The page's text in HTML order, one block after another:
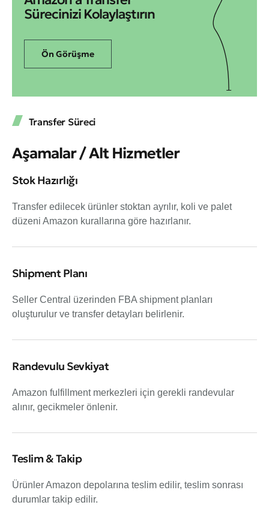
Sürecinizi Kolaylaştırın
Ön Görüşme
Transfer Süreci
Aşamalar / Alt Hizmetler
Stok Hazırlığı
Transfer edilecek ürünler stoktan ayrılır, koli ve palet
düzeni Amazon kurallarına göre hazırlanır.
Shipment Planı
Seller Central üzerinden FBA shipment planları
oluşturulur ve transfer detayları belirlenir.
Randevulu Sevkiyat
Amazon fulfillment merkezleri için gerekli randevular
alınır, gecikmeler önlenir.
Teslim & Takip
Ürünler Amazon depolarına teslim edilir, teslim sonrası
durumlar takip edilir.